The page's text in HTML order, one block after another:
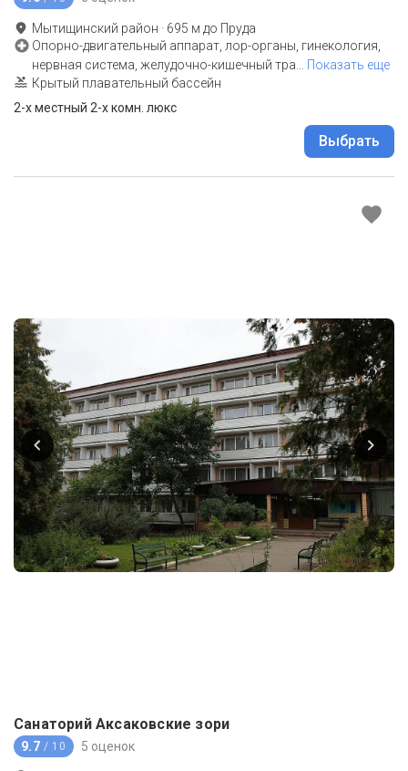
Мытищинский район · 695 м до Пруда
Опорно-двигательный аппарат, лор-органы, гинекология,
нервная система, желудочно-кишечный тра
Показать еще
Крытый плавательный бассейн
2-x местный 2-х комн. люкс
Выбрать
Санаторий Аксаковские зори
9.7 / 10 5 оценок